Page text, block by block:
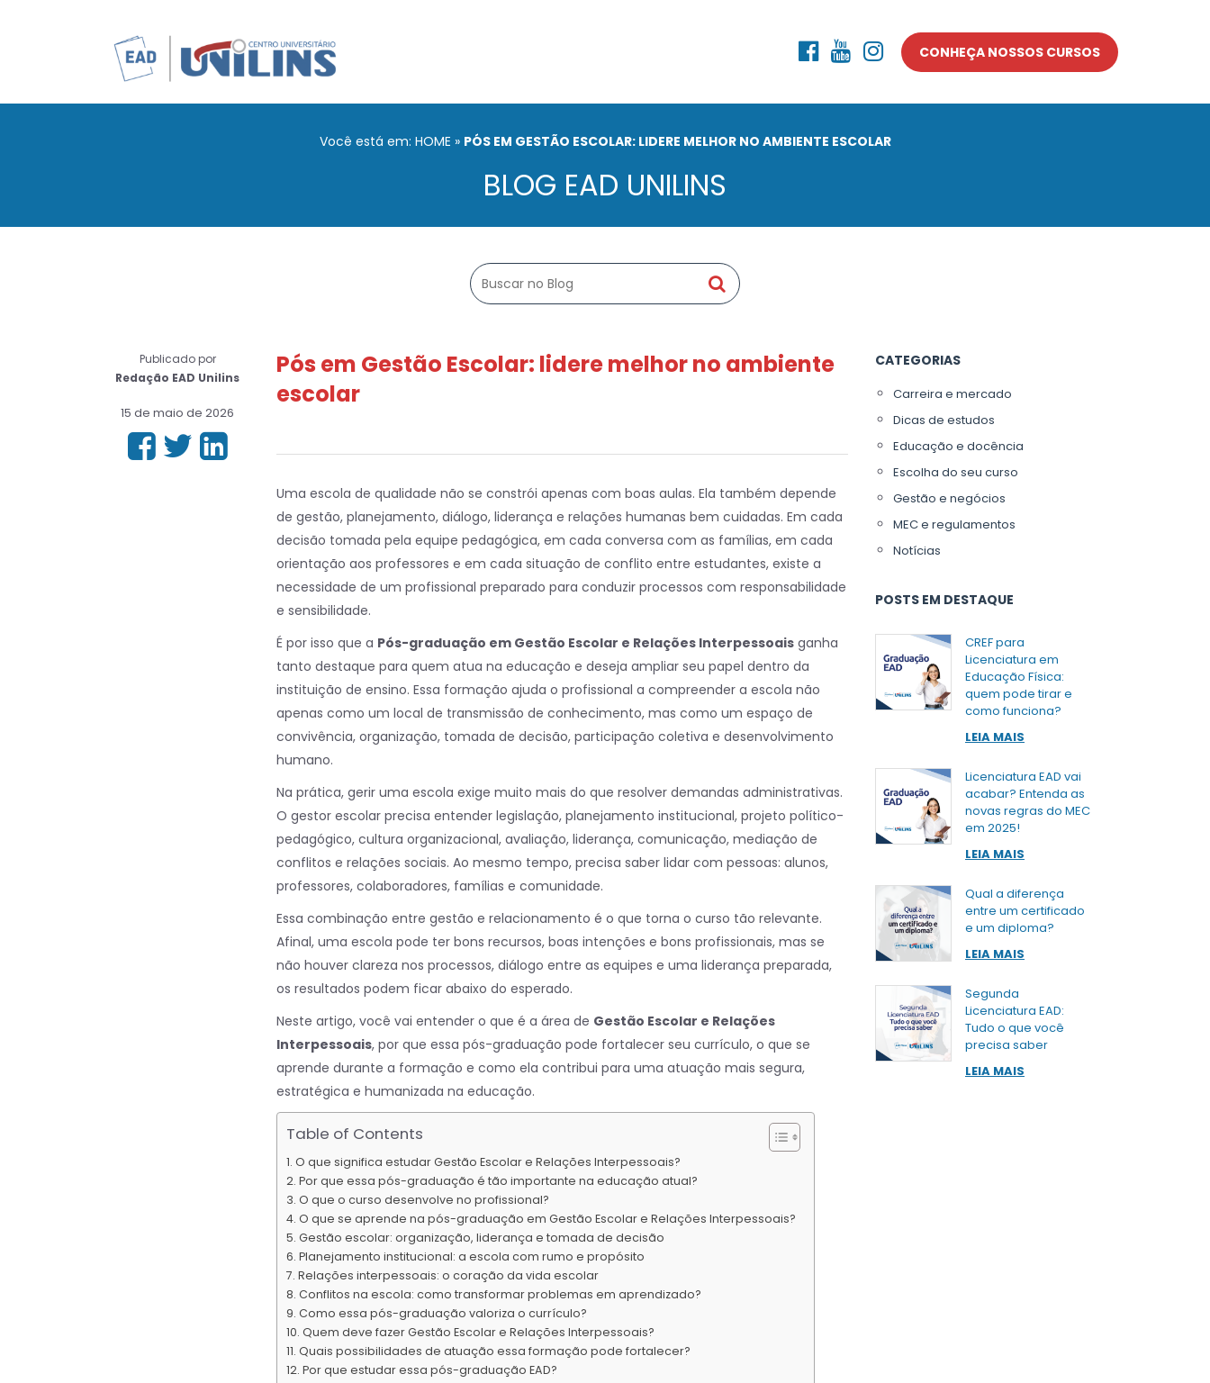
CONHEÇA NOSSOS CURSOS
Você está em: HOME » PÓS EM GESTÃO ESCOLAR: LIDERE MELHOR NO AMBIENTE ESCOLAR
BLOG EAD UNILINS
Publicado por
Redação EAD Unilins
15 de maio de 2026
Pós em Gestão Escolar: lidere melhor no ambiente
escolar
Uma escola de qualidade não se constrói apenas com boas aulas. Ela também depende
de gestão, planejamento, diálogo, liderança e relações humanas bem cuidadas. Em cada
decisão tomada pela equipe pedagógica, em cada conversa com as famílias, em cada
orientação aos professores e em cada situação de conflito entre estudantes, existe a
necessidade de um profissional preparado para conduzir processos com responsabilidade
e sensibilidade.
É por isso que a Pós-graduação em Gestão Escolar e Relações Interpessoais ganha
tanto destaque para quem atua na educação e deseja ampliar seu papel dentro da
instituição de ensino. Essa formação ajuda o profissional a compreender a escola não
apenas como um local de transmissão de conhecimento, mas como um espaço de
convivência, organização, tomada de decisão, participação coletiva e desenvolvimento
humano.
Na prática, gerir uma escola exige muito mais do que resolver demandas administrativas.
O gestor escolar precisa entender legislação, planejamento institucional, projeto político-
pedagógico, cultura organizacional, avaliação, liderança, comunicação, mediação de
conflitos e relações sociais. Ao mesmo tempo, precisa saber lidar com pessoas: alunos,
professores, colaboradores, famílias e comunidade.
Essa combinação entre gestão e relacionamento é o que torna o curso tão relevante.
Afinal, uma escola pode ter bons recursos, boas intenções e bons profissionais, mas se
não houver clareza nos processos, diálogo entre as equipes e uma liderança preparada,
os resultados podem ficar abaixo do esperado.
Neste artigo, você vai entender o que é a área de Gestão Escolar e Relações
Interpessoais, por que essa pós-graduação pode fortalecer seu currículo, o que se
aprende durante a formação e como ela contribui para uma atuação mais segura,
estratégica e humanizada na educação.
Table of Contents
O que significa estudar Gestão Escolar e Relações Interpessoais?
Por que essa pós-graduação é tão importante na educação atual?
O que o curso desenvolve no profissional?
O que se aprende na pós-graduação em Gestão Escolar e Relações Interpessoais?
Gestão escolar: organização, liderança e tomada de decisão
Planejamento institucional: a escola com rumo e propósito
Relações interpessoais: o coração da vida escolar
Conflitos na escola: como transformar problemas em aprendizado?
Como essa pós-graduação valoriza o currículo?
Quem deve fazer Gestão Escolar e Relações Interpessoais?
Quais possibilidades de atuação essa formação pode fortalecer?
Por que estudar essa pós-graduação EAD?
CATEGORIAS
Carreira e mercado
Dicas de estudos
Educação e docência
Escolha do seu curso
Gestão e negócios
MEC e regulamentos
Notícias
POSTS EM DESTAQUE
CREF para
Licenciatura em
Educação Física:
quem pode tirar e
como funciona?
LEIA MAIS
Licenciatura EAD vai
acabar? Entenda as
novas regras do MEC
em 2025!
LEIA MAIS
Qual a diferença
entre um certificado
e um diploma?
LEIA MAIS
Segunda
Licenciatura EAD:
Tudo o que você
precisa saber
LEIA MAIS